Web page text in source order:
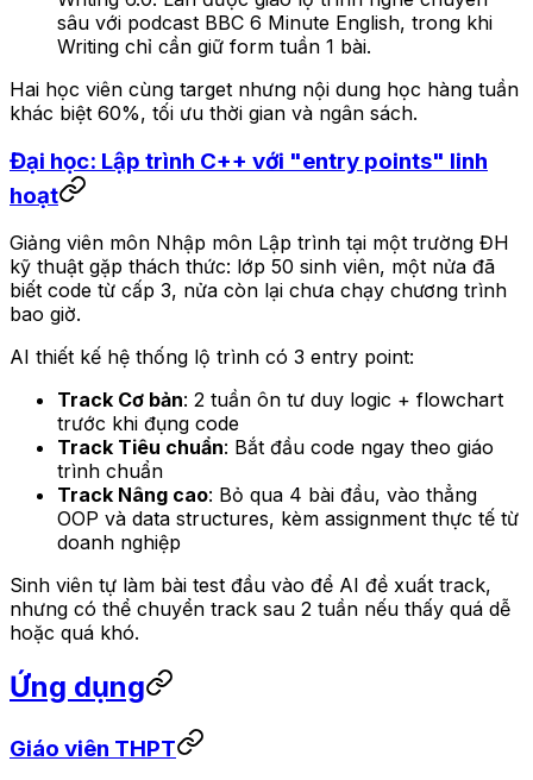
sâu với podcast BBC 6 Minute English, trong khi
Writing chỉ cần giữ form tuần 1 bài.
Hai học viên cùng target nhưng nội dung học hàng tuần
khác biệt 60%, tối ưu thời gian và ngân sách.
Đại học: Lập trình C++ với "entry points" linh
hoạt
Giảng viên môn Nhập môn Lập trình tại một trường ĐH
kỹ thuật gặp thách thức: lớp 50 sinh viên, một nửa đã
biết code từ cấp 3, nửa còn lại chưa chạy chương trình
bao giờ.
AI thiết kế hệ thống lộ trình có 3 entry point:
Track Cơ bản: 2 tuần ôn tư duy logic + flowchart
trước khi đụng code
Track Tiêu chuẩn: Bắt đầu code ngay theo giáo
trình chuẩn
Track Nâng cao: Bỏ qua 4 bài đầu, vào thẳng
OOP và data structures, kèm assignment thực tế từ
doanh nghiệp
Sinh viên tự làm bài test đầu vào để AI đề xuất track,
nhưng có thể chuyển track sau 2 tuần nếu thấy quá dễ
hoặc quá khó.
Ứng dụng
Giáo viên THPT